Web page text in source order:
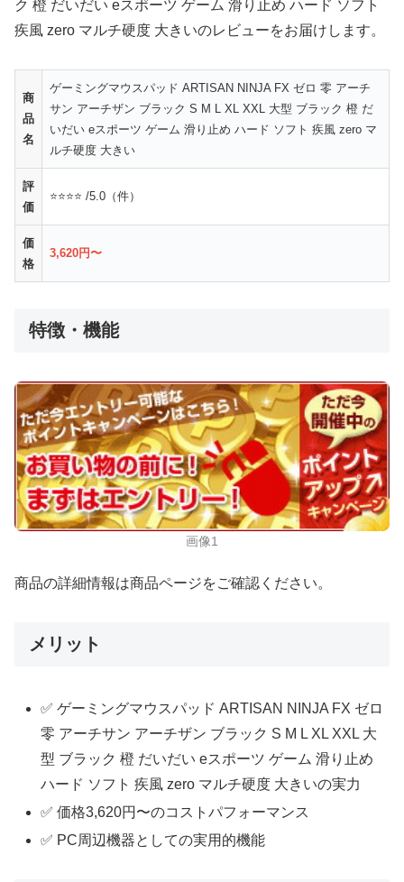
ク 橙 だいだい eスポーツ ゲーム 滑り止め ハード ソフト
疾風 zero マルチ硬度 大きいのレビューをお届けします。
商
品
名
ゲーミングマウスパッド ARTISAN NINJA FX ゼロ 零 アーチ
サン アーチザン ブラック S M L XL XXL 大型 ブラック 橙 だ
いだい eスポーツ ゲーム 滑り止め ハード ソフト 疾風 zero マ
ルチ硬度 大きい
評
価
⭐⭐⭐⭐ /5.0（件）
価
格
3,620円〜
特徴・機能
画像1
商品の詳細情報は商品ページをご確認ください。
メリット
✅ ゲーミングマウスパッド ARTISAN NINJA FX ゼロ
零 アーチサン アーチザン ブラック S M L XL XXL 大
型 ブラック 橙 だいだい eスポーツ ゲーム 滑り止め
ハード ソフト 疾風 zero マルチ硬度 大きいの実力
✅ 価格3,620円〜のコストパフォーマンス
✅ PC周辺機器としての実用的機能